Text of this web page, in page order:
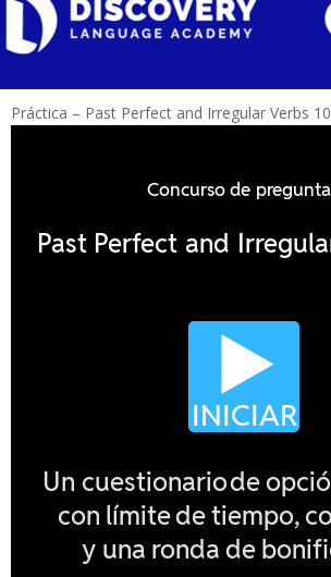
Práctica – Past Perfect and Irregular Verbs 10